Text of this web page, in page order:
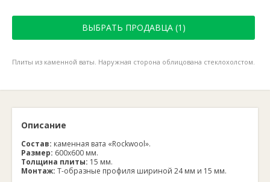
ВЫБРАТЬ ПРОДАВЦА (1)
Плиты из каменной ваты. Наружная сторона облицована стеклохолстом.
Описание
Состав: каменная вата «Rockwool».
Размер: 600х600 мм.
Толщина плиты: 15 мм.
Монтаж: Т-образные профиля шириной 24 мм и 15 мм.